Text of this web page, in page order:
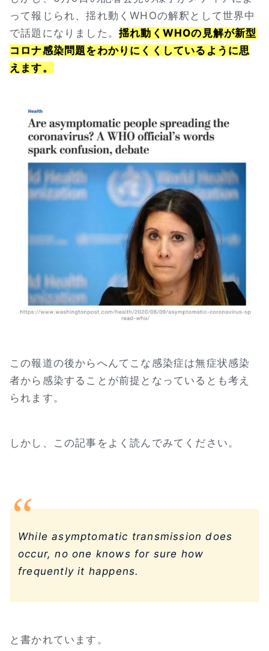
って報じられ、揺れ動くWHOの解釈として世界中
で話題になりました。 揺れ動くWHOの見解が新型
コロナ感染問題をわかりにくくしているように思
えます。
この報道の後からへんてこな感染症は無症状感染
者から感染することが前提となっているとも考え
られます。
しかし、この記事をよく読んでみてください。
While asymptomatic transmission does
occur, no one knows for sure how
frequently it happens.
と書かれています。